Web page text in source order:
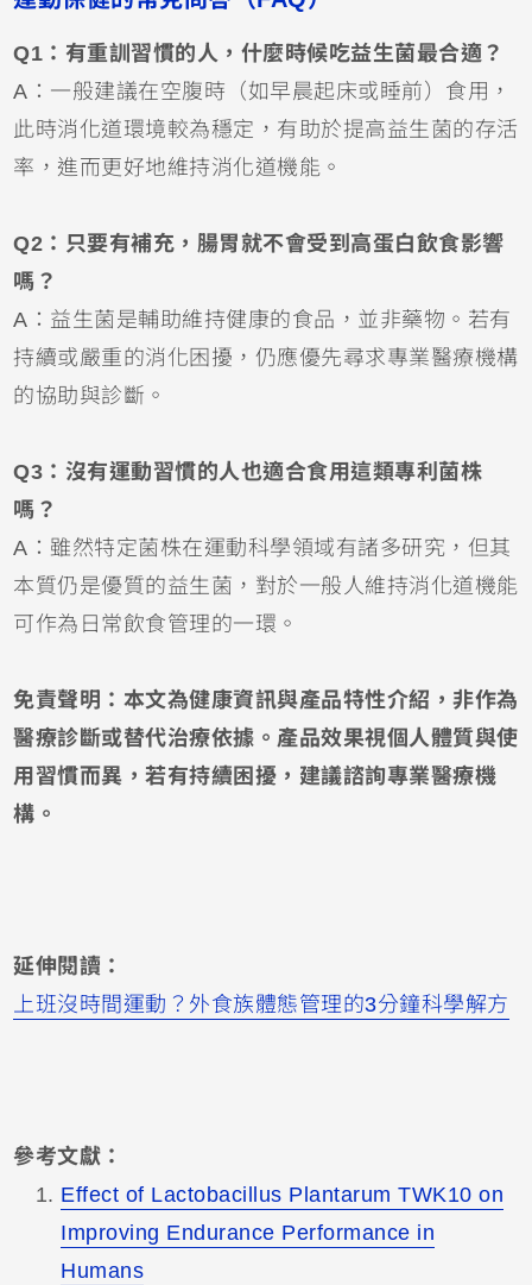
Q1：有重訓習慣的人，什麼時候吃益生菌最合適？
A：一般建議在空腹時（如早晨起床或睡前）食用，
此時消化道環境較為穩定，有助於提高益生菌的存活
率，進而更好地維持消化道機能。
Q2：只要有補充，腸胃就不會受到高蛋白飲食影響
嗎？
A：益生菌是輔助維持健康的食品，並非藥物。若有
持續或嚴重的消化困擾，仍應優先尋求專業醫療機構
的協助與診斷。
Q3：沒有運動習慣的人也適合食用這類專利菌株
嗎？
A：雖然特定菌株在運動科學領域有諸多研究，但其
本質仍是優質的益生菌，對於一般人維持消化道機能
可作為日常飲食管理的一環。
免責聲明：本文為健康資訊與產品特性介紹，非作為
醫療診斷或替代治療依據。產品效果視個人體質與使
用習慣而異，若有持續困擾，建議諮詢專業醫療機
構。
延伸閱讀：
上班沒時間運動？外食族體態管理的3分鐘科學解方
參考文獻：
Effect of Lactobacillus Plantarum TWK10 on
Improving Endurance Performance in
Humans